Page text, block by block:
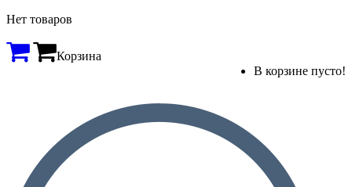
Нет товаров
Корзина
В корзине пусто!